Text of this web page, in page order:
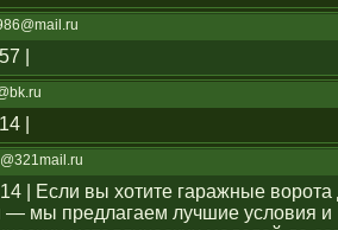
|
|
| Если вы хотите гаражные
— мы предлагаем лучшие условия и